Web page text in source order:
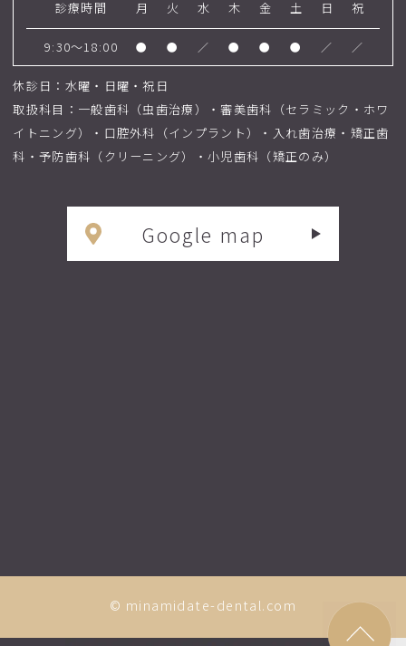
診療時間 月 火 水 木 金 土 日 祝
9:30～18:00 ● ● ／ ● ● ● ／ ／
休診日：水曜・日曜・祝日
取扱科目：一般歯科（虫歯治療）・審美歯科（セラミック・ホワ
イトニング）・口腔外科（インプラント）・入れ歯治療・矯正歯
科・予防歯科（クリーニング）・小児歯科（矯正のみ）
Google map
© minamidate-dental.com